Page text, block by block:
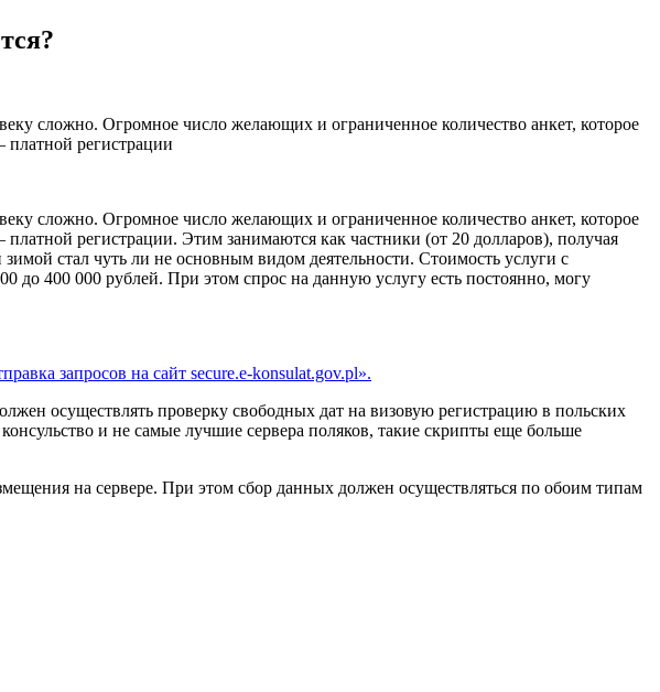
сложно. Огромное число желающих и ограниченное количество анкет, которое
платной регистрации
сложно. Огромное число желающих и ограниченное количество анкет, которое
регистрации. Этим занимаются как частники (от 20 долларов), получая
стал чуть ли не основным видом деятельности. Стоимость услуги с
до 400 000 рублей. При этом спрос на данную услугу есть постоянно, могу
запросов на сайт secure.e-konsulat.gov.pl».
осуществлять проверку свободных дат на визовую регистрацию в польских
и не самые лучшие сервера поляков, такие скрипты еще больше
на сервере. При этом сбор данных должен осуществляться по обоим типам